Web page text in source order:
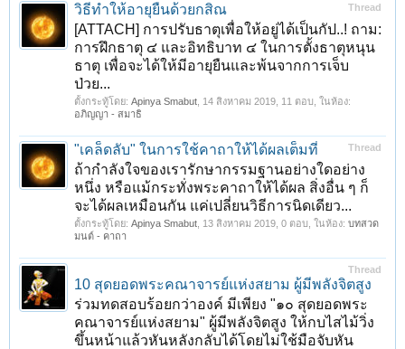
Thread
วิธีทำให้อายุยืนด้วยกสิณ
[ATTACH] การปรับธาตุเพื่อให้อยู่ได้เป็นกัป..! ถาม:
การฝึกธาตุ ๔ และอิทธิบาท ๔ ในการตั้งธาตุหนุน
ธาตุ เพื่อจะได้ให้มีอายุยืนและพ้นจากการเจ็บ
ป่วย...
ตั้งกระทู้โดย: Apinya Smabut 14 สิงหาคม 2019 , 11 ตอบ, ในห้อง:
อภิญญา - สมาธิ
Thread
"เคล็ดลับ" ในการใช้คาถาให้ได้ผลเต็มที่
ถ้ากำลังใจของเรารักษากรรมฐานอย่างใดอย่าง
หนึ่ง หรือแม้กระทั่งพระคาถาให้ได้ผล สิ่งอื่น ๆ ก็
จะได้ผลเหมือนกัน แค่เปลี่ยนวิธีการนิดเดียว...
ตั้งกระทู้โดย: Apinya Smabut 13 สิงหาคม 2019 , 0 ตอบ, ในห้อง: บทสวด
มนต์ - คาถา
Thread
10 สุดยอดพระคณาจารย์แห่งสยาม ผู้มีพลังจิตสูง
ร่วมทดสอบร้อยกว่าองค์ มีเพียง "๑๐ สุดยอดพระ
คณาจารย์แห่งสยาม" ผู้มีพลังจิตสูง ให้กบไสไม้วิ่ง
ขึ้นหน้าแล้วหันหลังกลับได้โดยไม่ใช้มือจับหัน